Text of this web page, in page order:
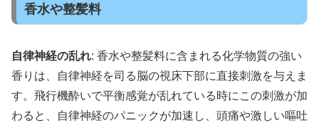
香水や整髪料
自律神経の乱れ: 香水や整髪料に含まれる化学物質の強い
香りは、自律神経を司る脳の視床下部に直接刺激を与えま
す。飛行機酔いで平衡感覚が乱れている時にこの刺激が加
わると、自律神経のパニックが加速し、頭痛や激しい嘔吐